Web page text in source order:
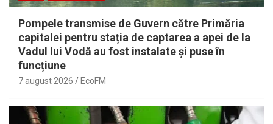
Pompele transmise de Guvern către Primăria
capitalei pentru stația de captarea a apei de la
Vadul lui Vodă au fost instalate și puse în
funcțiune
7 august 2026 EcoFM